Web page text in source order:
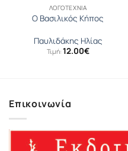
ΛΟΓΟΤΕΧΝΊΑ
Ο Βασιλικός Κήπος
Παυλιδάκης Ηλίας
Τιμή: 12.00€
Επικοινωνία